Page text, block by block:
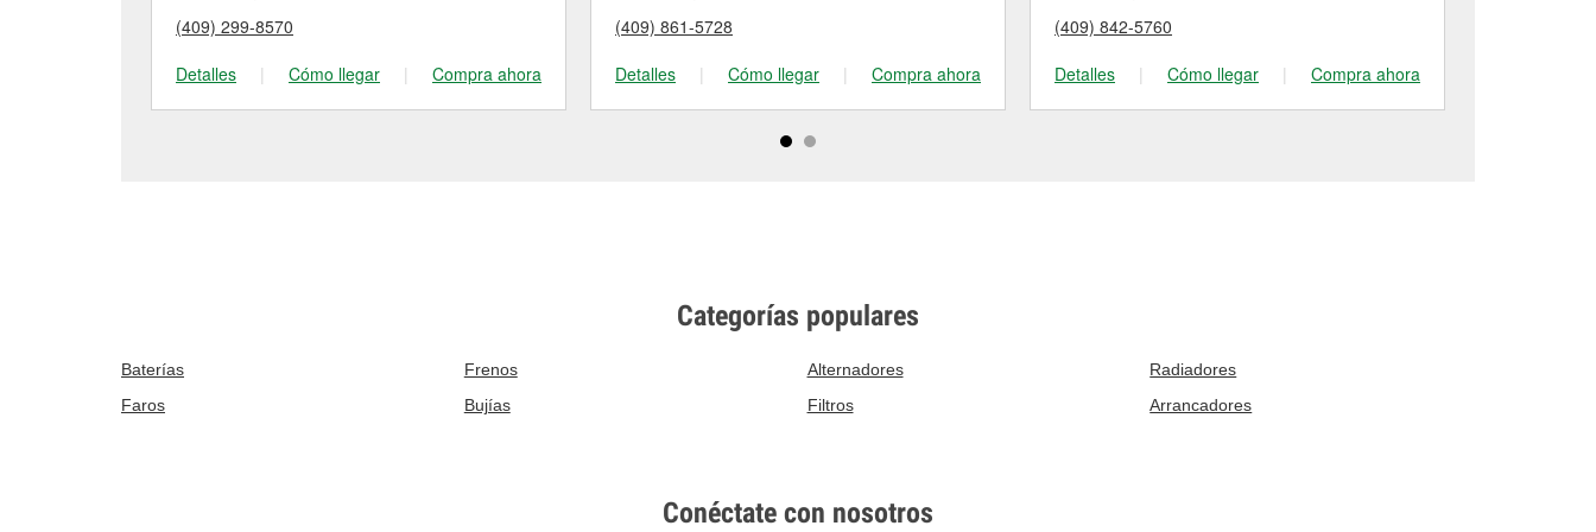
(409) 299-8570
Detalles
| Cómo llegar | Compra ahora
(409) 861-5728
Detalles
| Cómo llegar | Compra ahora
(409) 842-5760
Detalles
| Cómo llegar | Compra ahora
Categorías populares
Baterías Frenos Alternadores
Radiadores
Faros
Bujías Filtros Arrancadores
Conéctate con nosotros